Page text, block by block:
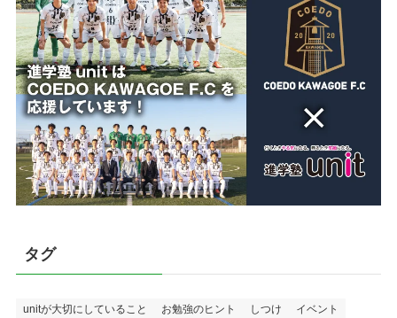
タグ
unitが大切にしていること お勉強のヒント しつけ
イベント